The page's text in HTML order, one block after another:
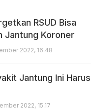
RSUD Bisa
Jantung Koroner
2022, 16.48
Jantung Ini Harus
2022, 15.17